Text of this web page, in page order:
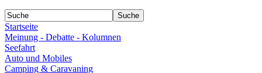
Startseite
Meinung - Debatte - Kolumnen
Seefahrt
Auto und Mobiles
Camping & Caravaning